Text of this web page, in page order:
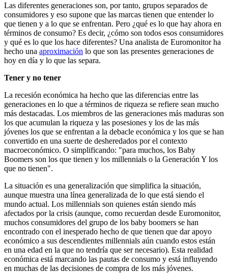
Las diferentes generaciones son, por tanto, grupos separados de
consumidores y eso supone que las marcas tienen que entender lo
que tienen y a lo que se enfrentan. Pero ¿qué es lo que hay ahora en
términos de consumo? Es decir, ¿cómo son todos esos consumidores
y qué es lo que los hace diferentes? Una analista de Euromonitor ha
hecho una aproximación lo que son las presentes generaciones de
hoy en día y lo que las separa.
Tener y no tener
La recesión económica ha hecho que las diferencias entre las
generaciones en lo que a términos de riqueza se refiere sean mucho
más destacadas. Los miembros de las generaciones más maduras son
los que acumulan la riqueza y las posesiones y los de las más
jóvenes los que se enfrentan a la debacle económica y los que se han
convertido en una suerte de desheredados por el contexto
macroeconómico. O simplificando: "para muchos, los Baby
Boomers son los que tienen y los millennials o la Generación Y los
que no tienen".
La situación es una generalización que simplifica la situación,
aunque muestra una línea generalizada de lo que está siendo el
mundo actual. Los millennials son quienes están siendo más
afectados por la crisis (aunque, como recuerdan desde Euromonitor,
muchos consumidores del grupo de los baby boomers se han
encontrado con el inesperado hecho de que tienen que dar apoyo
económico a sus descendientes millennials aún cuando estos están
en una edad en la que no tendría que ser necesario). Esta realidad
económica está marcando las pautas de consumo y está influyendo
en muchas de las decisiones de compra de los más jóvenes.